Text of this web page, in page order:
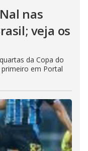
nas
veja os
da Copa do
em Portal